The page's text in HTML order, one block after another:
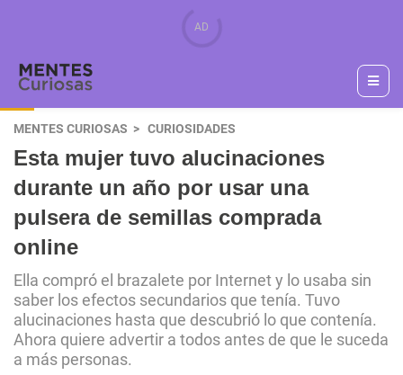
MENTES CURIOSAS CURIOSIDADES
Esta mujer tuvo alucinaciones
durante un año por usar una
pulsera de semillas comprada
online
Ella compró el brazalete por Internet y lo usaba sin
saber los efectos secundarios que tenía. Tuvo
alucinaciones hasta que descubrió lo que contenía.
Ahora quiere advertir a todos antes de que le suceda
a más personas.